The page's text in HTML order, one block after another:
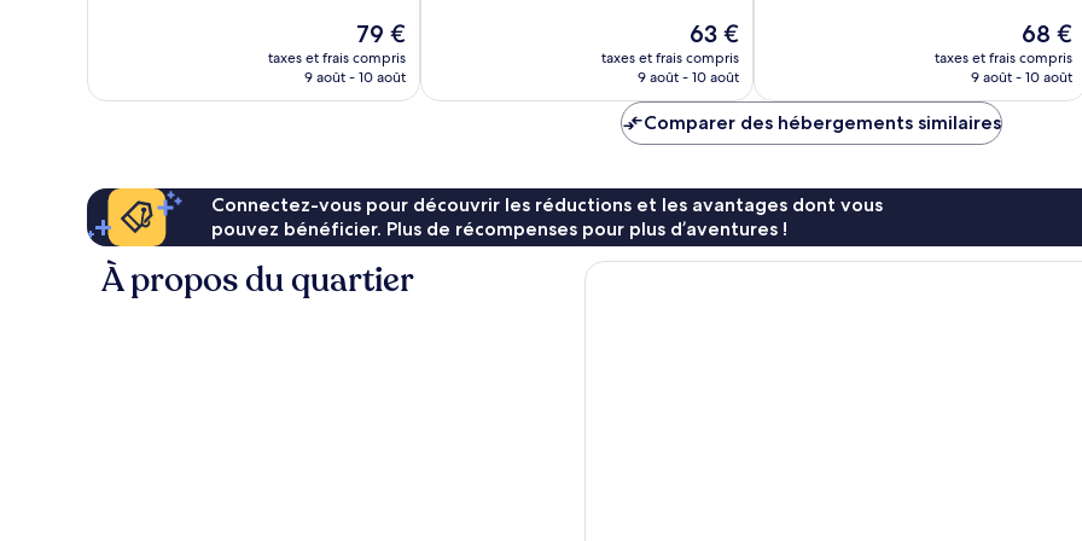
Le
nouveau
prix
79 €
taxes et frais compris
9 août - 10 août
Le
nouveau
prix
de
63 €
63 €
taxes et frais compris
9 août - 10 août
Le
nouveau
prix
68 €
taxes et frais compris
9 août - 10 août
Comparer des hébergements similaires
Connectez-vous pour découvrir les réductions et les avantages dont vous
pouvez bénéficier. Plus de récompenses pour plus d’aventures !
À propos du quartier